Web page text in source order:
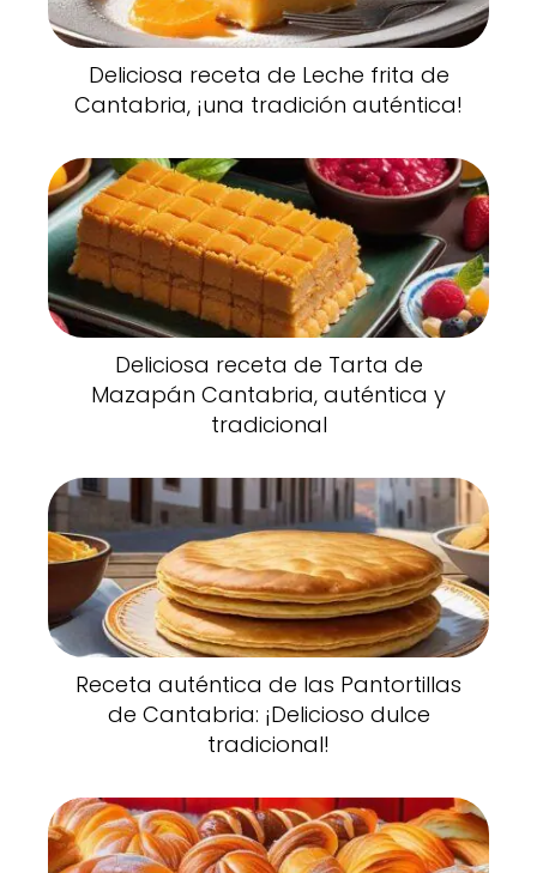
Deliciosa receta de Leche frita de
Cantabria, ¡una tradición auténtica!
Deliciosa receta de Tarta de
Mazapán Cantabria, auténtica y
tradicional
Receta auténtica de las Pantortillas
de Cantabria: ¡Delicioso dulce
tradicional!